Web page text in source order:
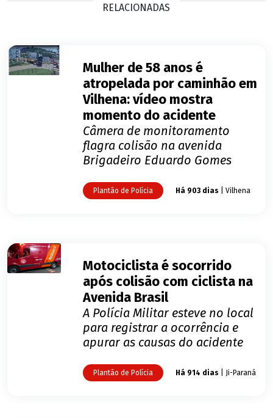
RELACIONADAS
Mulher de 58 anos é
atropelada por caminhão em
Vilhena: vídeo mostra
momento do acidente
Câmera de monitoramento
flagra colisão na avenida
Brigadeiro Eduardo Gomes
Plantão de Polícia Há 903 dias | Vilhena
Motociclista é socorrido
após colisão com ciclista na
Avenida Brasil
A Polícia Militar esteve no local
para registrar a ocorrência e
apurar as causas do acidente
Plantão de Polícia Há 914 dias | Ji-Paraná